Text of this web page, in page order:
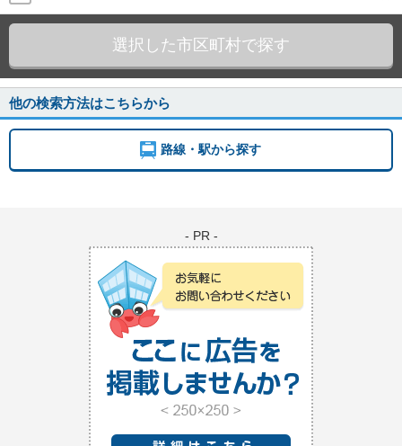
選択した市区町村で探す
他の検索方法はこちらから
路線・駅から探す
- PR -